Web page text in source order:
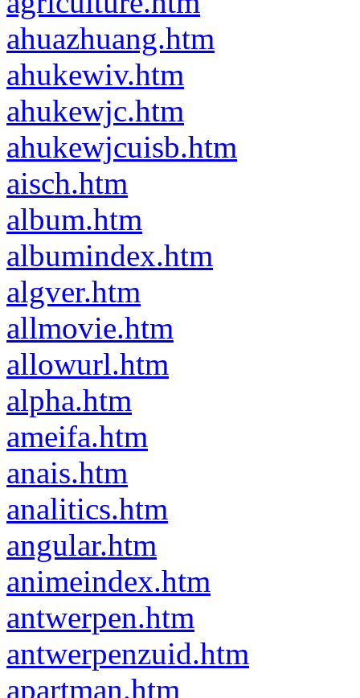
ahuazhuang.htm
ahukewiv.htm
ahukewjc.htm
ahukewjcuisb.htm
aisch.htm
album.htm
albumindex.htm
algver.htm
allmovie.htm
allowurl.htm
alpha.htm
ameifa.htm
anais.htm
analitics.htm
angular.htm
animeindex.htm
antwerpen.htm
antwerpenzuid.htm
apartman.htm